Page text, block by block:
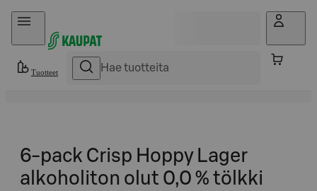
Hyppää sisältöön
Tuotteet
6-pack Crisp Hoppy Lager
alkoholiton olut 0,0 % tölkki